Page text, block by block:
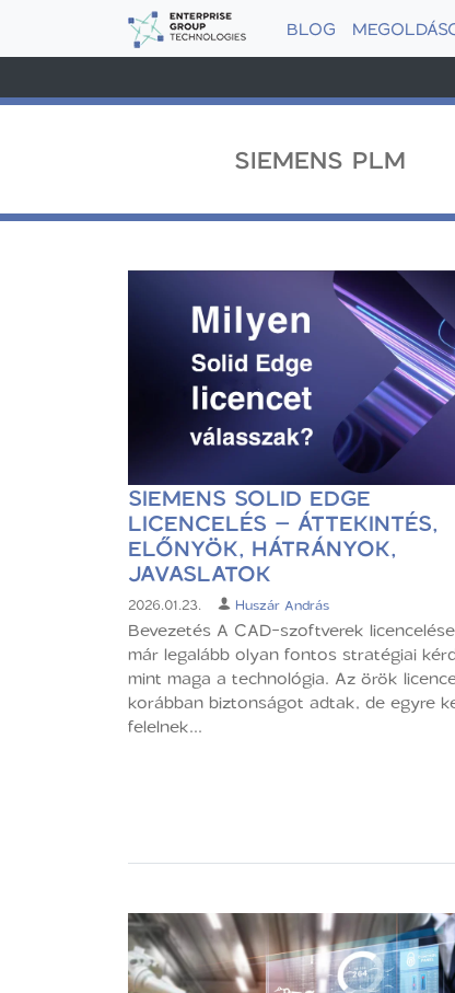
BLOG
SIEMENS PLM
SIEMENS SOLID EDGE
LICENCELÉS – ÁTTEKINTÉS,
ELŐNYÖK, HÁTRÁNYOK,
JAVASLATOK
2026.01.23. Huszár András
Bevezetés A CAD-szoftverek
már legalább olyan fontos stratégiai
mint maga a technológia. Az örök
korábban biztonságot adtak, de egyre
felelnek...